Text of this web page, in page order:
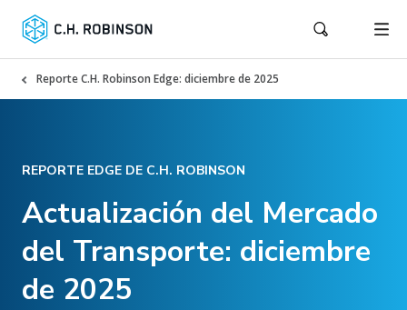
Reporte C.H. Robinson Edge: diciembre de 2025
REPORTE EDGE DE C.H. ROBINSON
Actualización del Mercado
del Transporte: diciembre
de 2025